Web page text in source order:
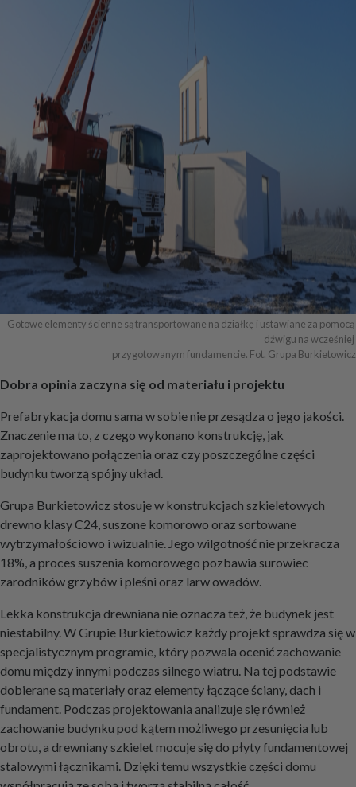
Gotowe elementy ścienne są transportowane na działkę i ustawiane za pomocą
dźwigu na wcześniej
przygotowanym fundamencie. Fot. Grupa Burkietowicz
Dobra opinia zaczyna się od materiału i projektu
Prefabrykacja domu sama w sobie nie przesądza o jego jakości.
Znaczenie ma to, z czego wykonano konstrukcję, jak
zaprojektowano połączenia oraz czy poszczególne części
budynku tworzą spójny układ.
Grupa Burkietowicz stosuje w konstrukcjach szkieletowych
drewno klasy C24, suszone komorowo oraz sortowane
wytrzymałościowo i wizualnie. Jego wilgotność nie przekracza
18%, a proces suszenia komorowego pozbawia surowiec
zarodników grzybów i pleśni oraz larw owadów.
Lekka konstrukcja drewniana nie oznacza też, że budynek jest
niestabilny. W Grupie Burkietowicz każdy projekt sprawdza się w
specjalistycznym programie, który pozwala ocenić zachowanie
domu między innymi podczas silnego wiatru. Na tej podstawie
dobierane są materiały oraz elementy łączące ściany, dach i
fundament. Podczas projektowania analizuje się również
zachowanie budynku pod kątem możliwego przesunięcia lub
obrotu, a drewniany szkielet mocuje się do płyty fundamentowej
stalowymi łącznikami. Dzięki temu wszystkie części domu